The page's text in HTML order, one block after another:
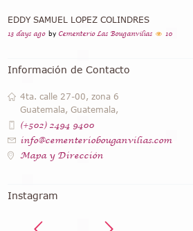
EDDY SAMUEL LOPEZ COLINDRES
13 days ago by Cementerio Las Bouganvilias 10
Información de Contacto
4ta. calle 27-00, zona 6
Guatemala, Guatemala,
(+502) 2494 9400
info@cementeriobouganvilias.com
Mapa y Dirección
Instagram